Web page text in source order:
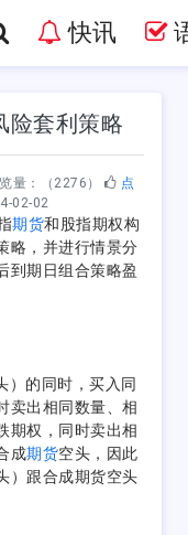
快讯
险套利策略
量：（2276）
点
02-02
期货和股指期权构
略，并进行情景分
到期日组合策略盈
）的同时，买入同
卖出相同数量、相
期权，同时卖出相
成期货空头，因此
）跟合成期货空头